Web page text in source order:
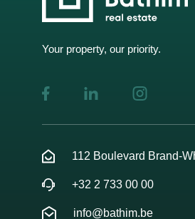
Your property, our priority.
112 Boulevard Brand-
+32 2 733 00 00
info@bathim.be